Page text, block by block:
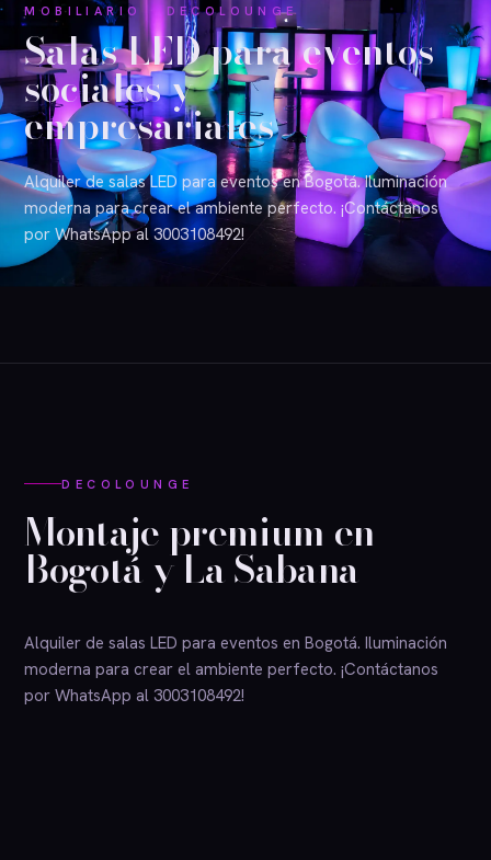
MOBILIARIO · DECOLOUNGE
Salas LED para eventos
sociales y
empresariales
Alquiler de salas LED para eventos en Bogotá. Iluminación
moderna para crear el ambiente perfecto. ¡Contáctanos
por WhatsApp al 3003108492!
DECOLOUNGE
Montaje premium en
Bogotá y La Sabana
Alquiler de salas LED para eventos en Bogotá. Iluminación
moderna para crear el ambiente perfecto. ¡Contáctanos
por WhatsApp al 3003108492!